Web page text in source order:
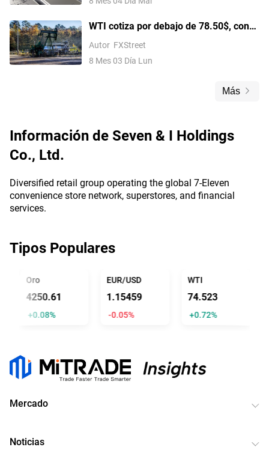
WTI cotiza por debajo de 78.50$, con
una caída de casi el 8% en el día ante
las esperanzas de un acuerdo de paz
Autor FXStreet
8 Mes 03 Día Lun
Más
Información de Seven & I Holdings
Co., Ltd.
Diversified retail group operating the global 7-Eleven
convenience store network, superstores, and financial
services.
Tipos Populares
Oro
4250.61
+0.08%
EUR/USD
1.15459
-0.05%
WTI
74.523
+0.72%
Mercado
Noticias